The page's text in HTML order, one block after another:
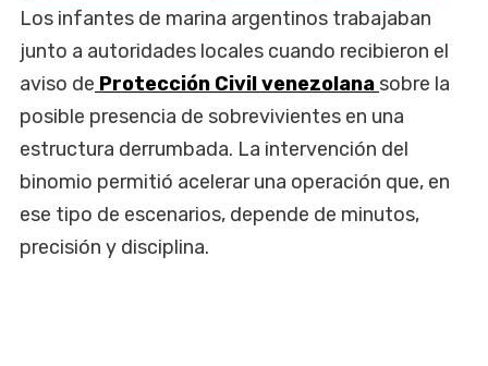
Los infantes de marina argentinos trabajaban
junto a autoridades locales cuando recibieron el
aviso de Protección Civil venezolana sobre la
posible presencia de sobrevivientes en una
estructura derrumbada. La intervención del
binomio permitió acelerar una operación que, en
ese tipo de escenarios, depende de minutos,
precisión y disciplina.